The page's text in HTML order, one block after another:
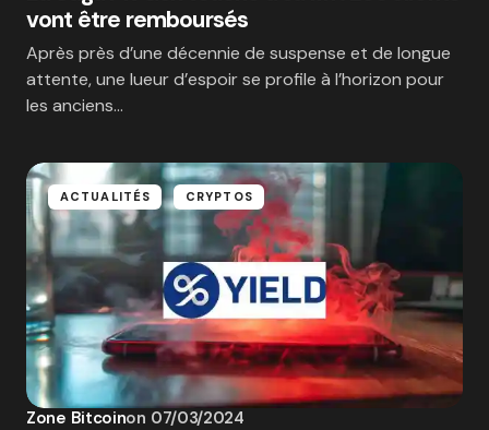
vont être remboursés
Après près d’une décennie de suspense et de longue
attente, une lueur d’espoir se profile à l’horizon pour
les anciens…
ACTUALITÉS CRYPTOS
Zone Bitcoinon 07/03/2024